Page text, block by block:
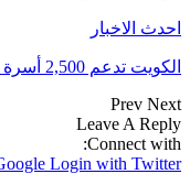
احدث الاخبار
الكويت تدعم 2,500 أسرة متضررة من خلال قوافل إغاثة جديدة
Prev Next
Leave A Reply
Connect with:
Login with Twitter